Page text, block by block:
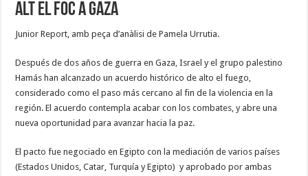
Alt el foc a Gaza
Junior Report, amb peça d’anàlisi de Pamela Urrutia.
Después de dos años de guerra en Gaza, Israel y el grupo palestino
Hamás han alcanzado un acuerdo histórico de alto el fuego,
considerado como el paso más cercano al fin de la violencia en la
región. El acuerdo contempla acabar con los combates, y abre una
nueva oportunidad para avanzar hacia la paz.
El pacto fue negociado en Egipto con la mediación de varios países
(Estados Unidos, Catar, Turquía y Egipto) y aprobado por ambas